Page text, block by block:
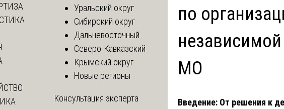
по
МО
Введение: От решения к
Уральский округ
Сибирский округ
Дальневосточный
Северо-Кавказский
Крымский округ
Новые регионы
Консультация эксперта